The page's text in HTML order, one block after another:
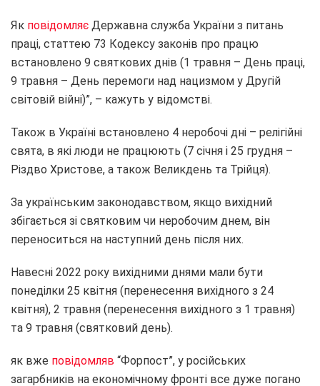
Як повідомляє Державна служба України з питань
праці, статтею 73 Кодексу законів про працю
встановлено 9 святкових днів (1 травня – День праці,
9 травня – День перемоги над нацизмом у Другій
світовій війні)”, – кажуть у відомстві.
Також в Україні встановлено 4 неробочі дні – релігійні
свята, в які люди не працюють (7 січня і 25 грудня –
Різдво Христове, а також Великдень та Трійця).
За українським законодавством, якщо вихідний
збігається зі святковим чи неробочим днем, він
переноситься на наступний день після них.
Навесні 2022 року вихідними днями мали бути
понеділки 25 квітня (перенесення вихідного з 24
квітня), 2 травня (перенесення вихідного з 1 травня)
та 9 травня (святковий день).
як вже повідомляв “Форпост”, у російських
загарбників на економічному фронті все дуже погано